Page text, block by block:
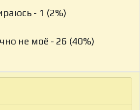
- 1 (2%)
не моё - 26 (40%)